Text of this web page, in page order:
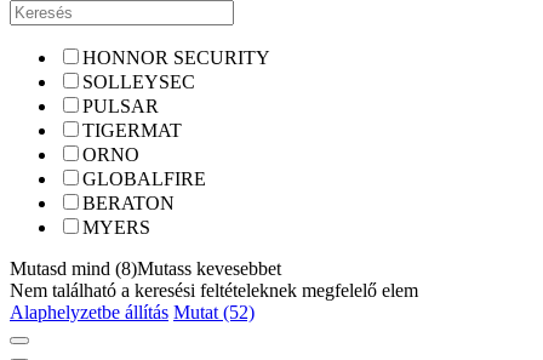
HONNOR SECURITY
SOLLEYSEC
PULSAR
TIGERMAT
ORNO
GLOBALFIRE
BERATON
MYERS
Mutasd mind (8)Mutass kevesebbet
Nem található a keresési feltételeknek megfelelő elem
Alaphelyzetbe állítás Mutat (52)